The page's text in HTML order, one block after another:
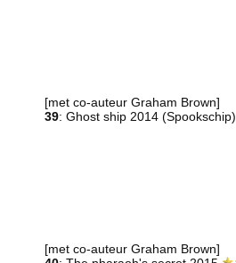
[met co-auteur Graham Brown]
39: Ghost ship 2014 (Spookschip)
[met co-auteur Graham Brown]